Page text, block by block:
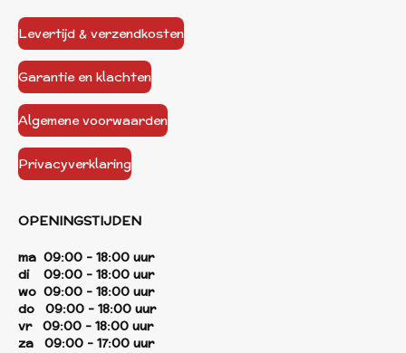
Levertijd & verzendkosten
Garantie en klachten
Algemene voorwaarden
Privacyverklaring
OPENINGSTIJDEN
ma 09:00 - 18:00 uur
di 09:00 - 18:00 uur
wo 09:00 - 18:00 uur
do 09:00 - 18:00 uur
vr 09:00 - 18:00 uur
za 09:00 - 17:00 uur